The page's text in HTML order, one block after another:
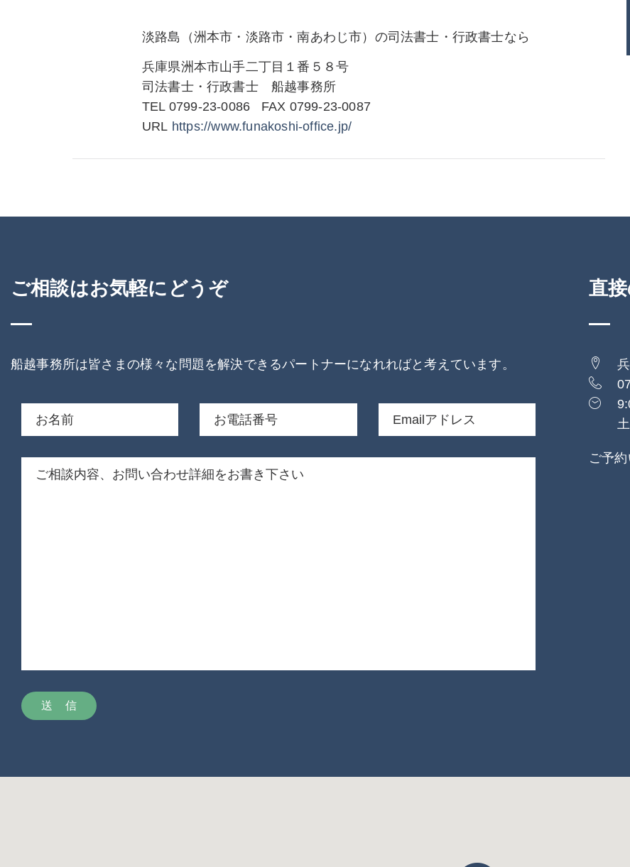
淡路島（洲本市・淡路市・南あわじ市）の司法書士・行政書士なら
兵庫県洲本市山手二丁目１番５８号
司法書士・行政書士 船越事務所
TEL 0799-23-0086 FAX 0799-23-0087
URL https://www.funakoshi-office.jp/
ご相談はお気軽にどうぞ
船越事務所は皆さまの様々な問題を解決できるパートナーになれればと考えています。
直
ご予